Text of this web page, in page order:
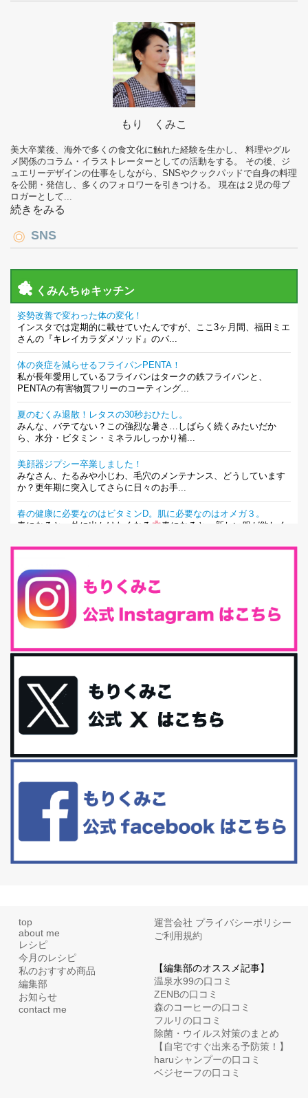
もり くみこ
美大卒業後、海外で多くの食文化に触れた経験を生かし、 料理やグル
メ関係のコラム・イラストレーターとしての活動をする。 その後、ジ
ュエリーデザインの仕事をしながら、SNSやクックパッドで自身の料理
を公開・発信し、多くのフォロワーを引きつける。 現在は２児の母ブ
ロガーとして...
続きをみる
SNS
くみんちゅキッチン
姿勢改善で変わった体の変化！
インスタでは定期的に載せていたんですが、ここ3ヶ月間、福田ミエ
さんの『キレイカラダメソッド』のパ...
体の炎症を減らせるフライパンPENTA！
私が長年愛用しているフライパンはタークの鉄フライパンと、
PENTAの有害物質フリーのコーティング...
夏のむくみ退散！レタスの30秒おひたし。
みんな、バテてない？この強烈な暑さ…しばらく続くみたいだか
ら、水分・ビタミン・ミネラルしっかり補...
美顔器ジプシー卒業しました！
みなさん、たるみや小じわ、毛穴のメンテナンス、どうしています
か？更年期に突入してさらに日々のお手...
春の健康に必要なのはビタミンD。肌に必要なのはオメガ３。
春になると、外に出かけたくなる
春になると、新しい服が欲しく
最近、グラノーラ迷子になっていた私です。が、と〜〜〜っても美
味しくて栄養たっぷりのグラノーラを発...
腸活は「食事」だけだと思っていませんか？私の腸活完全版！
腸内環境を整えることは、健康維持の中でいっちばん大事！だと私
最近お風呂上がりの炭酸水をシリカシリカにしているんだけど確か
に髪と爪が丈夫になった気がする。炭酸...
体に優しい、私のふるさと納税５選。
今回は、最近毎回定期的に購入している「楽天ふるさと納税」の返
礼品トップ５を紹介します。今までいろ...
更年期を穏やかに乗りきるために今できる５つのこと。
といった更年期症状はまだ...
top
about me
レシピ
今月のレシピ
私のおすすめ商品
編集部
お知らせ
contact me
運営会社 プライバシーポリシー
ご利用規約
【編集部のオススメ記事】
温泉水99の口コミ
ZENBの口コミ
森のコーヒーの口コミ
フルリの口コミ
除菌・ウイルス対策のまとめ
【自宅ですぐ出来る予防策！】
haruシャンプーの口コミ
ベジセーフの口コミ